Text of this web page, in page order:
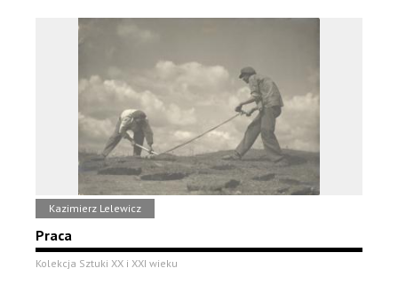
Kazimierz Lelewicz
Praca
Kolekcja Sztuki XX i XXI wieku